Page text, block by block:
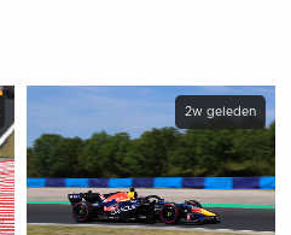
2w geleden